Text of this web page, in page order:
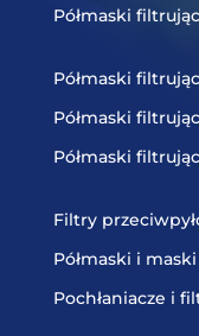
Półmaski
Półmaski
Półmaski
Półmaski
Filtry
Półmaski i
Pochłaniacze i